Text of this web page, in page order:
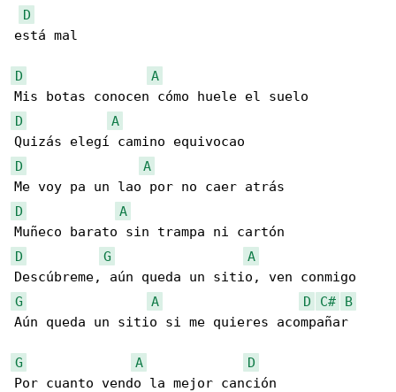
D
está mal
D
A
D
A
D
A
D
A
D
G
A
G
A D C#
B
Aún queda un sitio si me quieres acompañar
G A
D